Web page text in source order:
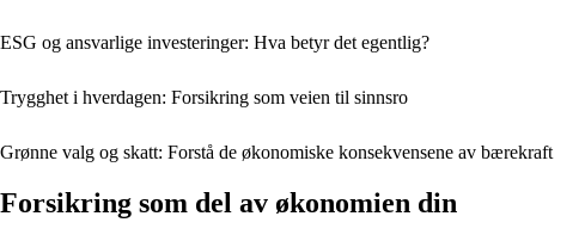
ESG og ansvarlige investeringer: Hva betyr det egentlig?
Trygghet i hverdagen: Forsikring som veien til sinnsro
Grønne valg og skatt: Forstå de økonomiske konsekvensene av bærekraft
Forsikring som del av økonomien din